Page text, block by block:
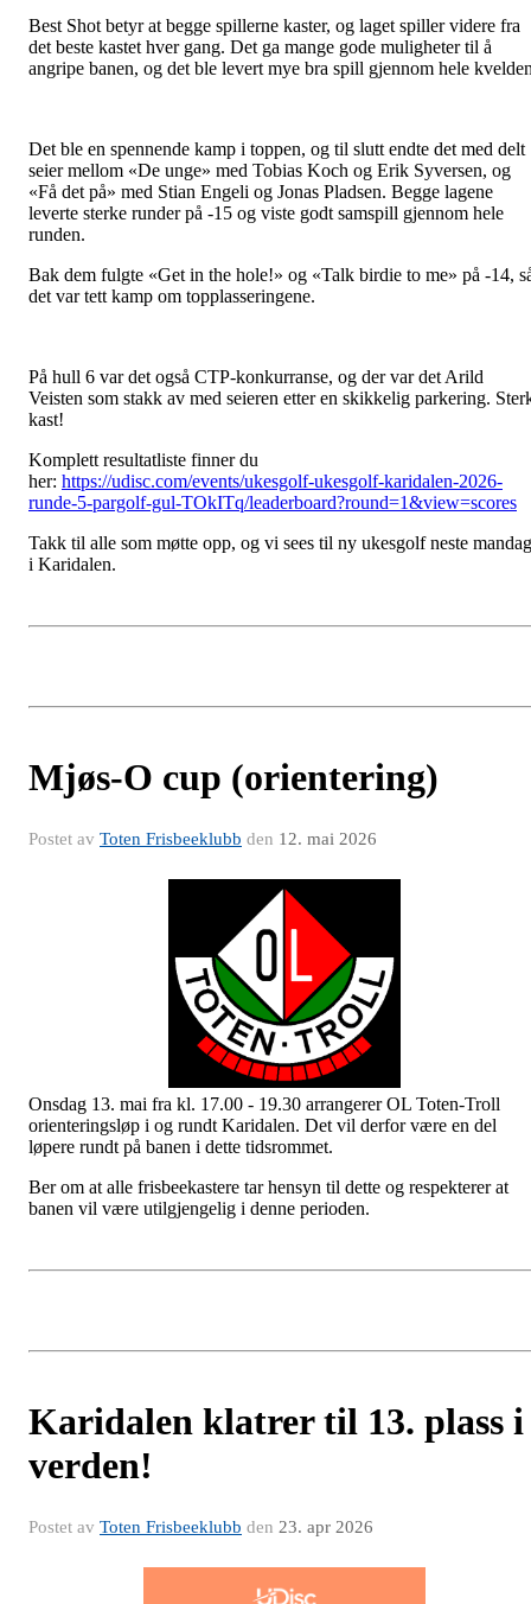
Best Shot betyr at begge spillerne kaster, og laget spiller videre fra
det beste kastet hver gang. Det ga mange gode muligheter til å
angripe banen, og det ble levert mye bra spill gjennom hele
Det ble en spennende kamp i toppen, og til slutt endte det med delt
seier mellom «De unge» med Tobias Koch og Erik Syversen, og
«Få det på» med Stian Engeli og Jonas Pladsen. Begge lagene
leverte sterke runder på -15 og viste godt samspill gjennom hele
runden.
Bak dem fulgte «Get in the hole!» og «Talk birdie to me» på -14,
det var tett kamp om topplasseringene.
På hull 6 var det også CTP-konkurranse, og der var det Arild
Veisten som stakk av med seieren etter en skikkelig parkering.
kast!
Komplett resultatliste finner du
her: https://udisc.com/events/ukesgolf-ukesgolf-karidalen-2026-
runde-5-pargolf-gul-TOkITq/leaderboard?round=1&view=scores
Takk til alle som møtte opp, og vi sees til ny ukesgolf neste mandag
i Karidalen.
Mjøs-O cup (orientering)
Postet av Toten Frisbeeklubb den 12. mai 2026
Onsdag 13. mai fra kl. 17.00 - 19.30 arrangerer OL Toten-Troll
orienteringsløp i og rundt Karidalen. Det vil derfor være en del
løpere rundt på banen i dette tidsrommet.
Ber om at alle frisbeekastere tar hensyn til dette og respekterer at
banen vil være utilgjengelig i denne perioden.
Karidalen klatrer til 13. plass i
verden!
Postet av Toten Frisbeeklubb den 23. apr 2026